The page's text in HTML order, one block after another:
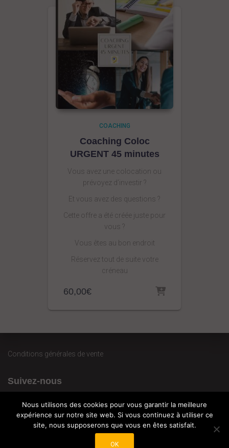
COACHING
Coaching Coloc
URGENT 45 minutes
Vous avez une colocation ou
prévoyez d’investir ?
Et vous avez des questions ?
Cette offre a été créée juste pour
vous ?
Vous êtes au bon endroit
Réservez tout de suite votre
créneau
60,00€
Conditions générales de vente
Suivez-nous
Nous utilisons des cookies pour vous garantir la meilleure
expérience sur notre site web. Si vous continuez à utiliser ce
site, nous supposerons que vous en êtes satisfait.
OK